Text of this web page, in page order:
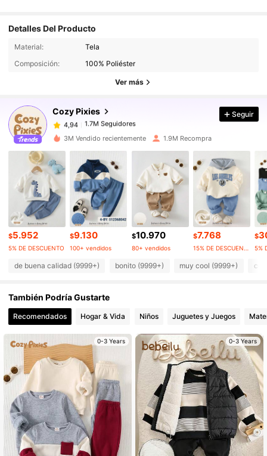
Detalles Del Producto
Material:
Tela
Composición:
100% Poliéster
Ver más
Cozy Pixies
1.7M Seguidores
4,94
1.7M Seguidores
x***o pagóHace 1 día
4,94 1.7M Seguidores
4,94 1.7M Seguidores
4,94 1.7M Seguidores
4,94 1.7M Seguidores
4,94 1.7M Seguidores
1.7M Seguidores
1.7M Seguidores
4,94 1.7M Seguidores
Seguir
3M Vendido recientemente 1.9M Recompra
$5.952
5% DE DESCUENTO
$9.130
100+ vendidos
$10.970
80+ vendidos
$7.768
15% DE DESCUENTO
$
5%
de buena calidad (9999+) bonito (9999+) muy cool (9999+)
También Podría Gustarte
Recomendados Hogar & Vida Niños Juguetes y Juegos
0-3 Years 0-3 Years